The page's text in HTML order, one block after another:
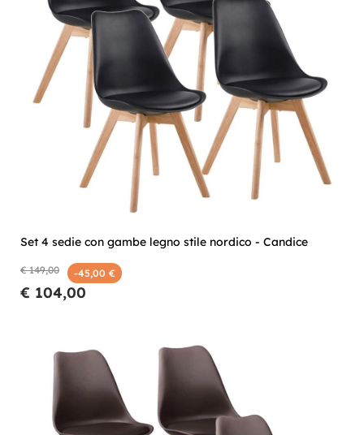
Set 4 sedie con gambe legno stile nordico - Candice
€ 149,00 -45,00 €
€ 104,00